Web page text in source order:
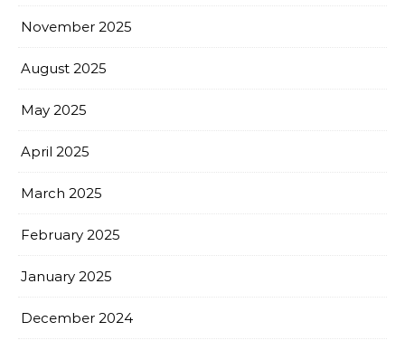
November 2025
August 2025
May 2025
April 2025
March 2025
February 2025
January 2025
December 2024